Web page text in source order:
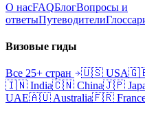
О насFAQБлогВопросы и
ответыПутеводители
Визовые гиды
Все 25+ стран 🇺🇸 USA
🇮🇳 India🇨🇳 China🇯🇵
UAE🇦🇺 Australia🇫🇷